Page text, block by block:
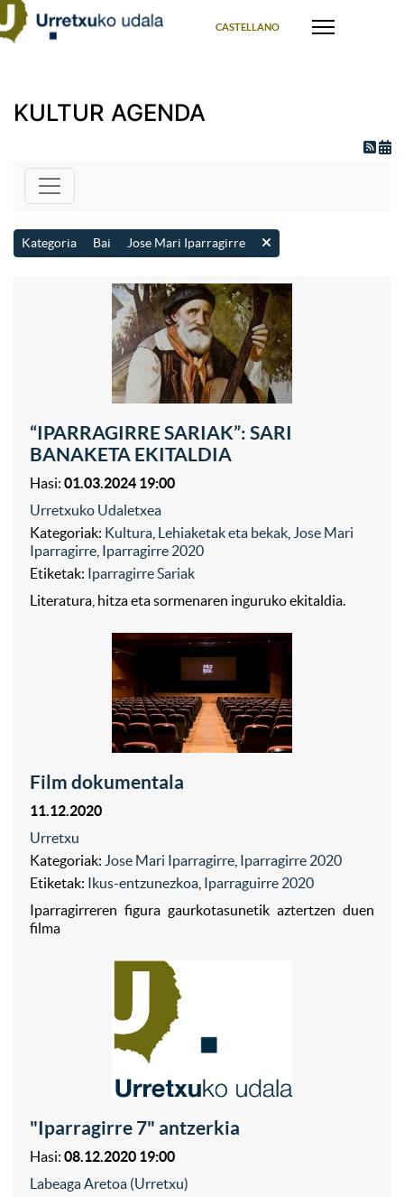
CASTELLANO
KULTUR AGENDA
Kategoria Bai Jose Mari Iparragirre
“IPARRAGIRRE SARIAK”: SARI
BANAKETA EKITALDIA
Hasi: 01.03.2024 19:00
Urretxuko Udaletxea
Kategoriak: Kultura Lehiaketak eta bekak Jose Mari
Iparragirre Iparragirre 2020
Etiketak: Iparragirre Sariak
Literatura, hitza eta sormenaren inguruko ekitaldia.
Film dokumentala
11.12.2020
Urretxu
Kategoriak: Jose Mari Iparragirre Iparragirre 2020
Etiketak: Ikus-entzunezkoa Iparraguirre 2020
Iparragirreren figura gaurkotasunetik aztertzen duen
filma
"Iparragirre 7" antzerkia
Hasi: 08.12.2020 19:00
Labeaga Aretoa (Urretxu)